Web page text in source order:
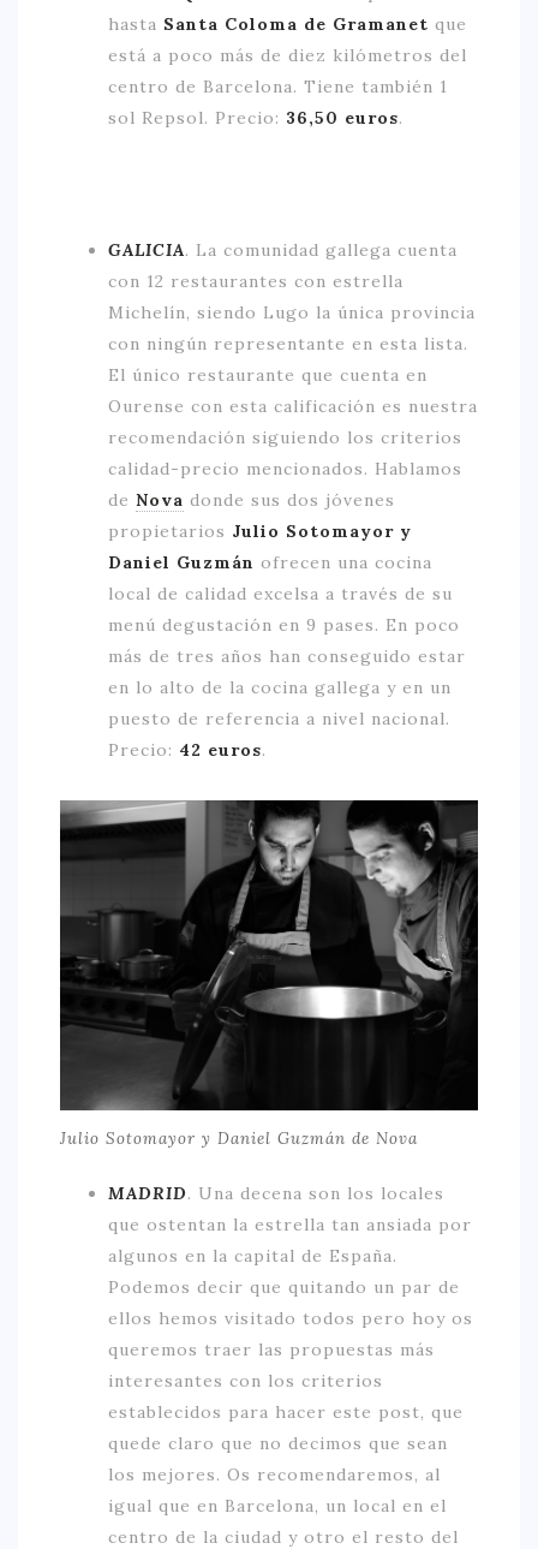
hasta Santa Coloma de Gramanet que
está a poco más de diez kilómetros del
centro de Barcelona. Tiene también 1
sol Repsol. Precio: 36,50 euros.
GALICIA. La comunidad gallega cuenta
con 12 restaurantes con estrella
Michelín, siendo Lugo la única provincia
con ningún representante en esta lista.
El único restaurante que cuenta en
Ourense con esta calificación es nuestra
recomendación siguiendo los criterios
calidad-precio mencionados. Hablamos
de Nova donde sus dos jóvenes
propietarios Julio Sotomayor y
Daniel Guzmán ofrecen una cocina
local de calidad excelsa a través de su
menú degustación en 9 pases. En poco
más de tres años han conseguido estar
en lo alto de la cocina gallega y en un
puesto de referencia a nivel nacional.
Precio: 42 euros.
Julio Sotomayor y Daniel Guzmán de Nova
MADRID. Una decena son los locales
que ostentan la estrella tan ansiada por
algunos en la capital de España.
Podemos decir que quitando un par de
ellos hemos visitado todos pero hoy os
queremos traer las propuestas más
interesantes con los criterios
establecidos para hacer este post, que
quede claro que no decimos que sean
los mejores. Os recomendaremos, al
igual que en Barcelona, un local en el
centro de la ciudad y otro el resto del